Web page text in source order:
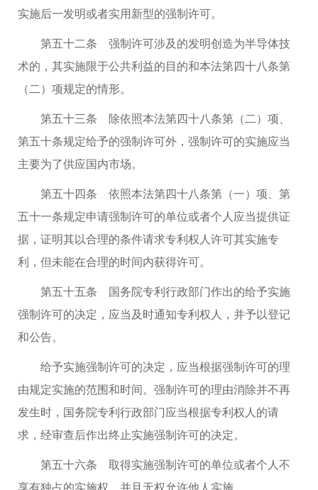
实施后一发明或者实用新型的强制许可。
第五十二条 强制许可涉及的发明创造为半导体技
术的，其实施限于公共利益的目的和本法第四十八条第
（二）项规定的情形。
第五十三条 除依照本法第四十八条第（二）项、
第五十条规定给予的强制许可外，强制许可的实施应当
主要为了供应国内市场。
第五十四条 依照本法第四十八条第（一）项、第
五十一条规定申请强制许可的单位或者个人应当提供证
据，证明其以合理的条件请求专利权人许可其实施专
利，但未能在合理的时间内获得许可。
第五十五条 国务院专利行政部门作出的给予实施
强制许可的决定，应当及时通知专利权人，并予以登记
和公告。
给予实施强制许可的决定，应当根据强制许可的理
由规定实施的范围和时间。强制许可的理由消除并不再
发生时，国务院专利行政部门应当根据专利权人的请
求，经审查后作出终止实施强制许可的决定。
第五十六条 取得实施强制许可的单位或者个人不
享有独占的实施权，并且无权允许他人实施。